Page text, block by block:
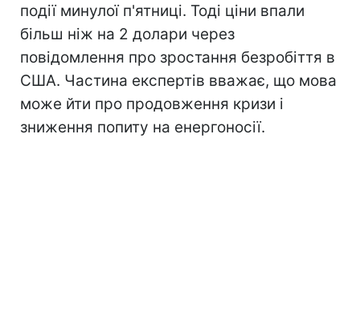
події минулої п'ятниці. Тоді ціни впали
більш ніж на 2 долари через
повідомлення про зростання безробіття в
США. Частина експертів вважає, що мова
може йти про продовження кризи і
зниження попиту на енергоносії.